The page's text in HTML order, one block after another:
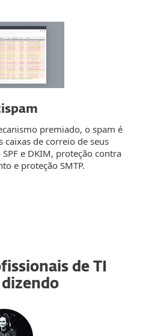
premiado, o spam é
caixas de correio de seus
e DKIM, proteção contra
e proteção SMTP.
de TI